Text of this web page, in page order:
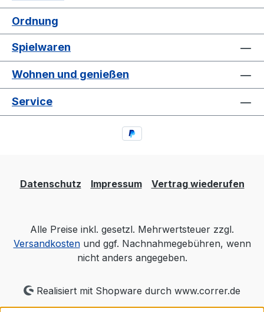
Ordnung
Spielwaren
Wohnen und genießen
Service
Datenschutz Impressum Vertrag wiederufen
Alle Preise inkl. gesetzl. Mehrwertsteuer zzgl.
Versandkostenund ggf. Nachnahmegebühren, wenn
nicht anders angegeben.
Realisiert mit Shopware durch www.correr.de